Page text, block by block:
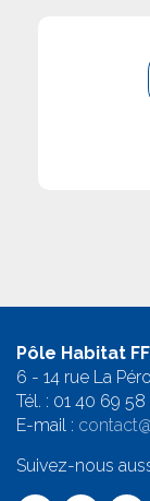
Pôle Habitat
6 - 14 rue La
Tél. : 01 40 69 58
E-mail :
Suivez-nous